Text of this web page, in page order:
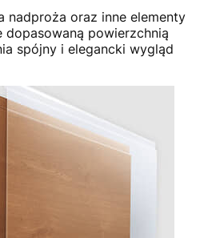
nadproża oraz inne elementy
powierzchnią
spójny i elegancki wygląd